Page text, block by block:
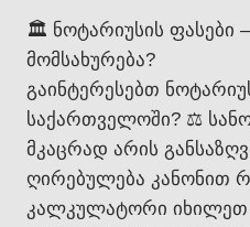
🏛️ ნოტარიუსის ფასები
მომსახურება?
გაინტერესებთ
საქართველოში? ⚖️
მკაცრად არის
ღირებულება კანონით
კალკულატორი იხილეთ